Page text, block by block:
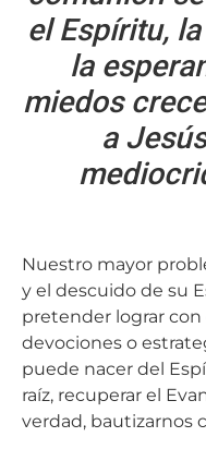
el Espíritu,
la
miedos
a
Nuestro mayor
y el descuido de su
pretender lograr con
devociones o
puede nacer del
raíz, recuperar el
verdad, bautizarnos